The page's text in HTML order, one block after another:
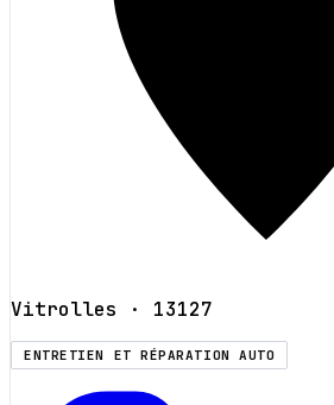
Vitrolles · 13127
ENTRETIEN ET RÉPARATION AUTO